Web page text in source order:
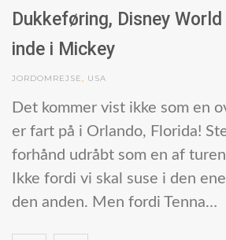
Dukkeføring, Disney World
inde i Mickey
JORDOMREJSE USA
Det kommer vist ikke som en
er fart på i Orlando, Florida!
forhånd udråbt som en af
Ikke fordi vi skal suse i den
den anden. Men fordi Tenna…